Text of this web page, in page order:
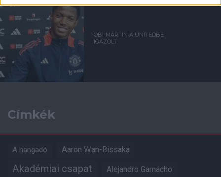
OBI-MARTIN A UNITEDBE
IGAZOLT
Címkék
A hangadó Aaron Wan-Bissaka
Akadémiai csapat Alejandro Garnacho